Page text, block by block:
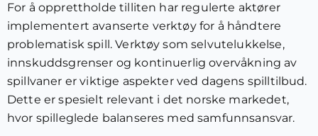
For å opprettholde tilliten har regulerte aktører
implementert avanserte verktøy for å håndtere
problematisk spill. Verktøy som selvutelukkelse,
innskuddsgrenser og kontinuerlig overvåkning av
spillvaner er viktige aspekter ved dagens spilltilbud.
Dette er spesielt relevant i det norske markedet,
hvor spilleglede balanseres med samfunnsansvar.